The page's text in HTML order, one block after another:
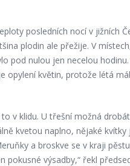
posledních nocí v jižních
plodin ale přežije. V
pod nulou jen necelou
opylení květin, protože létá
v klidu. U třešní možná
kvetou naplno, nějaké
a broskve se v kraji
pokusné výsadby,“ řekl